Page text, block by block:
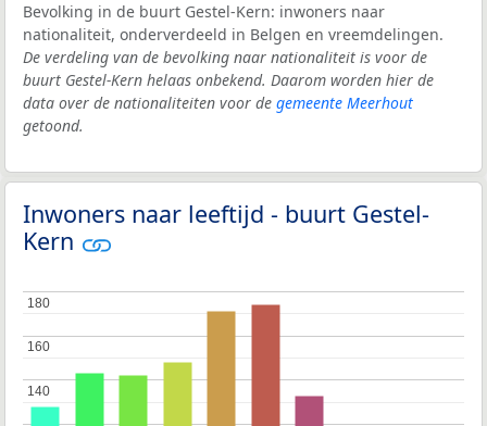
Bevolking in de buurt Gestel-Kern: inwoners naar
nationaliteit, onderverdeeld in Belgen en vreemdelingen.
De verdeling van de bevolking naar nationaliteit is voor de
buurt Gestel-Kern helaas onbekend. Daarom worden hier de
data over de nationaliteiten voor de gemeente Meerhout
getoond.
Inwoners naar leeftijd - buurt Gestel-
Kern
140
140
160
160
180
180